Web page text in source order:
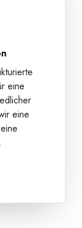
eine
eine